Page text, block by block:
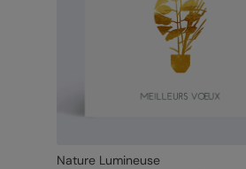
Nature Lumineuse